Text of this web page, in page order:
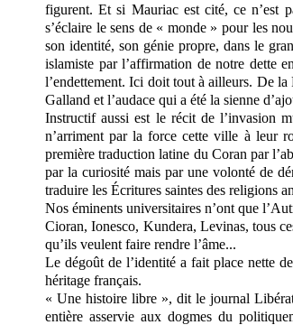
figurent. Et si Mauriac est cité, ce n’est
s’éclaire le sens de « monde » pour les
son identité, son génie propre, dans le
islamiste par l’affirmation de notre dette
l’endettement. Ici doit tout à ailleurs. De
Galland et l’audace qui a été la sienne
Instructif aussi est le récit de l’invasion
n’arriment par la force cette ville à leur
première traduction latine du Coran par
par la curiosité mais par une volonté de
traduire les Écritures saintes des religions
Nos éminents universitaires n’ont que
Cioran, Ionesco, Kundera, Levinas, tous
qu’ils veulent faire rendre l’âme...
Le dégoût de l’identité a fait place nette
héritage français.
« Une histoire libre », dit le journal
entière asservie aux dogmes du